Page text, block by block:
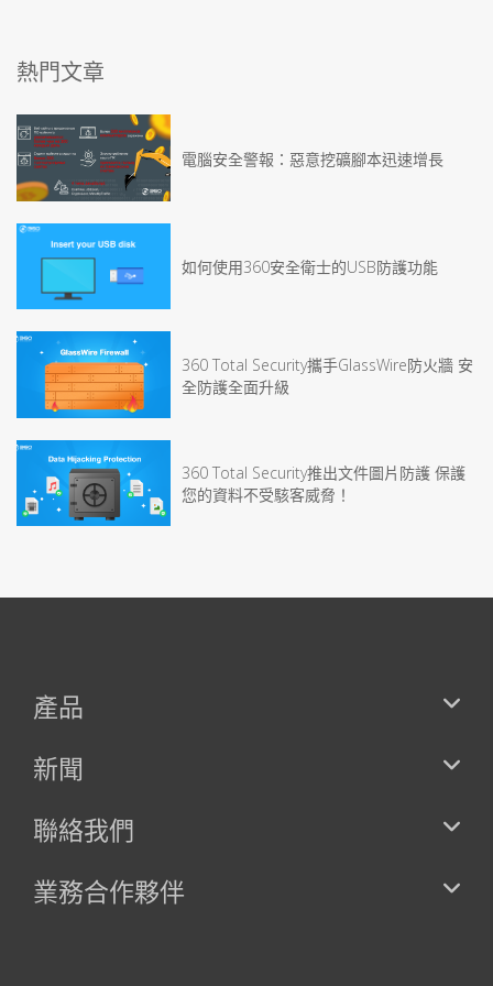
熱門文章
電腦安全警報：惡意挖礦腳本迅速增長
如何使用360安全衛士的USB防護功能
360 Total Security攜手GlassWire防火牆 安
全防護全面升級
360 Total Security推出文件圖片防護 保護
您的資料不受駭客威脅！
產品
新聞
聯絡我們
業務合作夥伴